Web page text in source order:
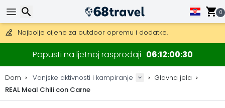
0
Mogućnost slanja DHL Expressom (dostava unutar 24 sata)
30 dana za povrat, 90 dana za drvene karte i dekoracije.
Najbolje cijene za outdoor opremu i dodatke.
Popusti na ljetnoj rasprodaji 06120030
Dom Vanjske aktivnosti i kampiranje
Glavna jela
REAL Meal Chili con Carne
Traži